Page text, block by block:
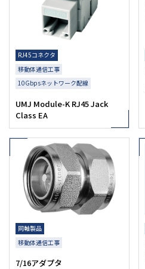
RJ45コネクタ
移動体通信工事
10Gbpsネットワーク配線
UMJ Module-K RJ45 Jack
Class EA
同軸製品
移動体通信工事
7/16アダプタ